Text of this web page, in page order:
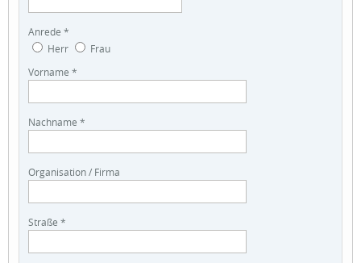
Anrede *
Herr
Frau
Vorname *
Nachname *
Organisation / Firma
Straße *